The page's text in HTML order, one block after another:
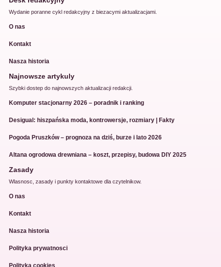
Wydanie poranne cykl redakcyjny z biezacymi aktualizacjami.
O nas
Kontakt
Nasza historia
Najnowsze artykuly
Szybki dostep do najnowszych aktualizacji redakcji.
Komputer stacjonarny 2026 – poradnik i ranking
Desigual: hiszpańska moda, kontrowersje, rozmiary | Fakty
Pogoda Pruszków – prognoza na dziś, burze i lato 2026
Altana ogrodowa drewniana – koszt, przepisy, budowa DIY 2025
Zasady
Wlasnosc, zasady i punkty kontaktowe dla czytelnikow.
O nas
Kontakt
Nasza historia
Polityka prywatnosci
Polityka cookies